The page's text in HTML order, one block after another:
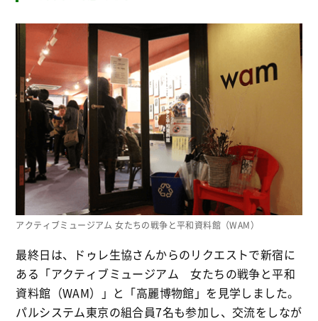
アクティブミュージアム 女たちの戦争と平和資料館（WAM）
最終日は、ドゥレ生協さんからのリクエストで新宿に
ある「アクティブミュージアム 女たちの戦争と平和
資料館（WAM）」と「高麗博物館」を見学しました。
パルシステム東京の組合員7名も参加し、交流をしなが